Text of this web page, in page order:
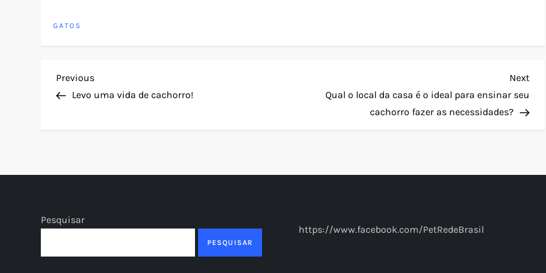
GATOS
N
e
a
ç
Previous
Post
Previous
Levo uma vida de cachorro!
Next
Qual o local da casa é o ideal para ensinar seu
cachorro fazer as necessidades?
Pesquisar
PESQUISAR
https://www.facebook.com/PetRedeBrasil